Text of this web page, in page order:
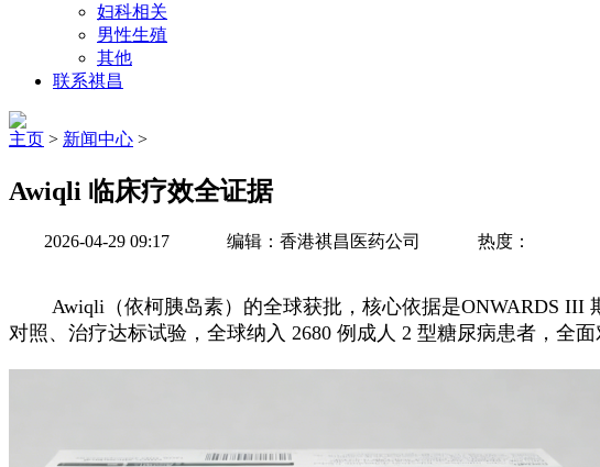
妇科相关
男性生殖
其他
联系祺昌
主页 > 新闻中心 >
Awiqli 临床疗效全证据
2026-04-29 09:17 编辑：香港祺昌医药公司 热度：
Awiqli（依柯胰岛素）的全球获批，核心依据是ONWARDS III
对照、治疗达标试验，全球纳入 2680 例成人 2 型糖尿病患者，全